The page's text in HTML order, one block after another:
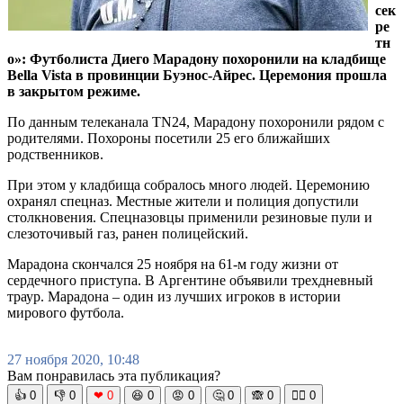
сек
ре
тн
о»: Футболиста Диего Марадону похоронили на кладбище
Bella Vista в провинции Буэнос-Айрес. Церемония прошла
в закрытом режиме.
По данным телеканала TN24, Марадону похоронили рядом с
родителями. Похороны посетили 25 его ближайших
родственников.
При этом у кладбища собралось много людей. Церемонию
охранял спецназ. Местные жители и полиция допустили
столкновения. Спецназовцы применили резиновые пули и
слезоточивый газ, ранен полицейский.
Марадона скончался 25 ноября на 61-м году жизни от
сердечного приступа. В Аргентине объявили трехдневный
траур. Марадона – один из лучших игроков в истории
мирового футбола.
27 ноября 2020, 10:48
Вам понравилась эта публикация?
👍 0 👎 0 ❤ 0 😆 0 😡 0 🤔 0 🙈 0 🧘‍♀️ 0